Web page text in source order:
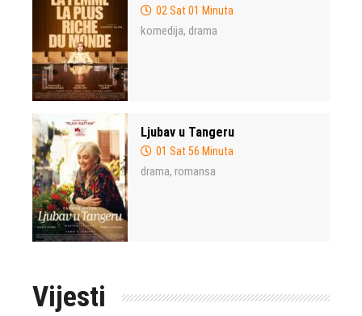
02 Sat 01 Minuta
komedija, drama
Ljubav u Tangeru
01 Sat 56 Minuta
drama, romansa
Vijesti